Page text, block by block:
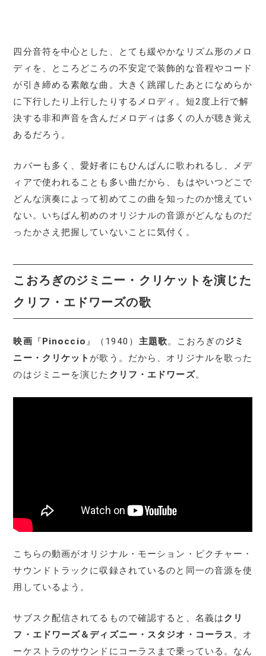
四分音符を中心とした、とても緩やかなリズム形のメロ
ディを、ところどころの不安定で装飾的な音程やコード
が引き締める素敵な曲。大きく跳躍したあとになめらか
に下行したり上行したりするメロディ。短2度上行で解
決する非和声音を含んだメロディは多くの人が聴き覚え
あるだろう。
カバーも多く、愛好者にもひんぱんに歌われるし、メデ
ィアで使われることも多い曲だから、もはやいつどこで
どんな演奏によって初めてこの曲を知ったのか憶えてい
ない。いちばん初めのオリジナルの音源がどんなものだ
ったかさえ把握していないことに気付く。
こおろぎのジミニー・クリケットを演じた
クリフ・エドワーズの歌
映画 『Pinoccio 』（1940） 主題歌。こおろぎのジミ
ニー・クリケット が歌う。だから、オリジナルを歌った
のはジミニーを演じた クリフ・エドワーズ。
こちらの動画がオリジナル・モーション・ピクチャー・
サウンドトラックに収録されているのと同一の音源を使
用しているよう。
サブスク配信されてるもので確認すると、名義はクリ
フ・エドワーズ＆ディズニー・スタジオ・コーラス。オ
ーケストラのサウンドにコーラスまで乗っている。なん